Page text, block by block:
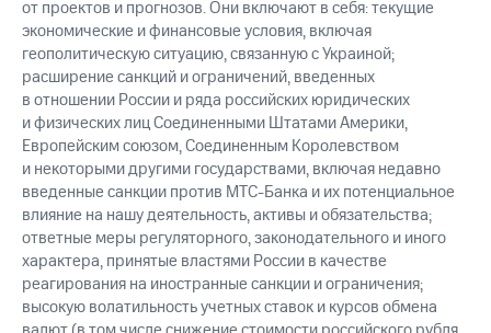
от проектов и прогнозов. Они включают в себя: текущие
экономические и финансовые условия, включая
геополитическую ситуацию, связанную с Украиной;
расширение санкций и ограничений, введенных
в отношении России и ряда российских юридических
и физических лиц Соединенными Штатами Америки,
Европейским союзом, Соединенным Королевством
и некоторыми другими государствами, включая недавно
введенные санкции против МТС-Банка и их потенциальное
влияние на нашу деятельность, активы и обязательства;
ответные меры регуляторного, законодательного и иного
характера, принятые властями России в качестве
реагирования на иностранные санкции и ограничения;
высокую волатильность учетных ставок и курсов обмена